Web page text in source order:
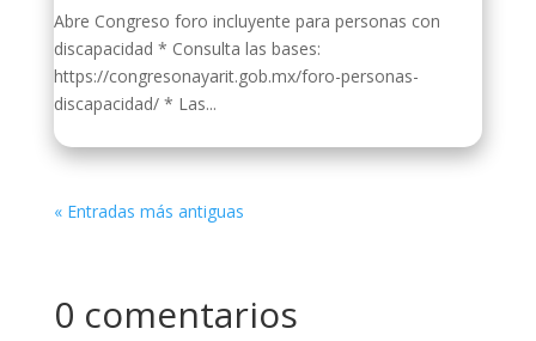
Abre Congreso foro incluyente para personas con
discapacidad * Consulta las bases:
https://congresonayarit.gob.mx/foro-personas-
discapacidad/ * Las...
« Entradas más antiguas
0 comentarios